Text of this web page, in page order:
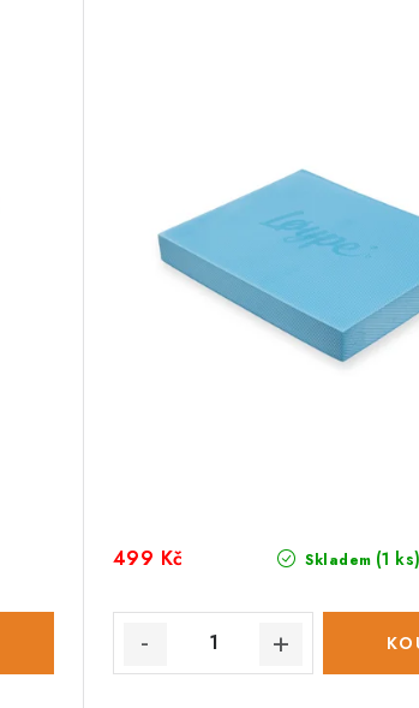
Skladem (1 ks)
499 Kč